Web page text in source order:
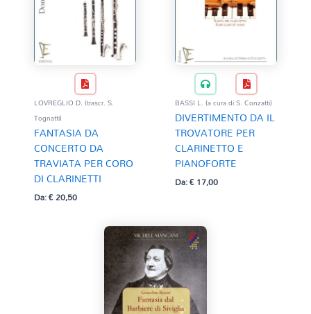
LOVREGLIO D. (trascr. S.
Tognatti)
FANTASIA DA
CONCERTO DA
TRAVIATA PER CORO
DI CLARINETTI
Da:€20,50
BASSI L. (a cura di S. Conzatti)
DIVERTIMENTO DA IL
TROVATORE PER
CLARINETTO E
PIANOFORTE
Da:€17,00